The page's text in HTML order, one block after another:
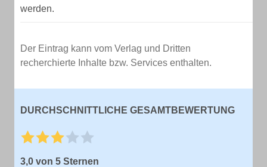
werden.
Der Eintrag kann vom Verlag und Dritten
recherchierte Inhalte bzw. Services enthalten.
DURCHSCHNITTLICHE GESAMTBEWERTUNG
3,0 von 5 Sternen